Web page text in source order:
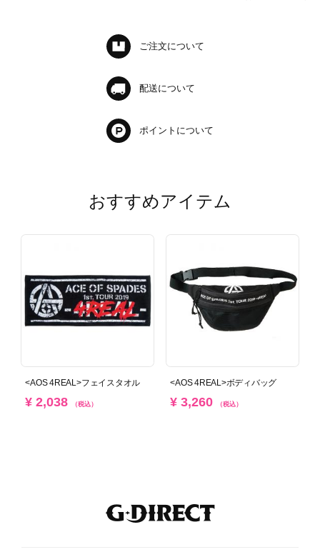
ご注文について
配送について
ポイントについて
おすすめアイテム
<AOS 4REAL>フェイスタオル
¥ 2,038 （税込）
<AOS 4REAL>ボディバッグ
¥ 3,260 （税込）